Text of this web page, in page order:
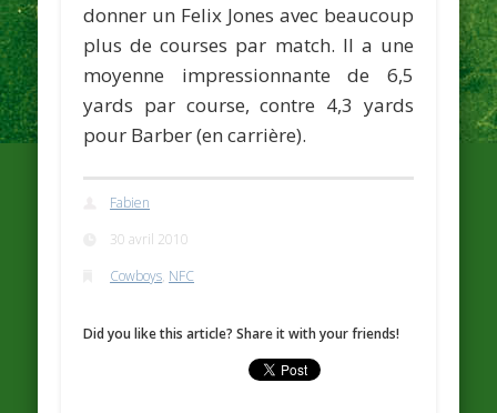
donner un Felix Jones avec beaucoup
plus de courses par match. Il a une
moyenne impressionnante de 6,5
yards par course, contre 4,3 yards
pour Barber (en carrière).
Fabien
30 avril 2010
Cowboys, NFC
Did you like this article? Share it with your friends!